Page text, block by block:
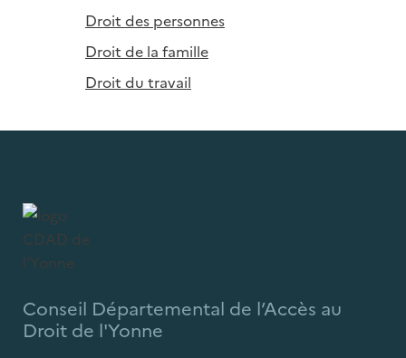
Droit des personnes
Droit de la famille
Droit du travail
Conseil Départemental de l’Accès au
Droit de l'Yonne